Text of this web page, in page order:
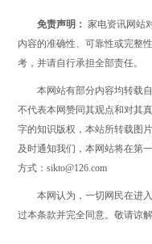
免责声明： 家电资讯网站
内容的准确性、可靠性或完整
考，并请自行承担全部责任。
本网站有部分内容均转载
不代表本网赞同其观点和对其
字的知识版权，本站所转载图
及时通知我们，本网站将在第
方式：sikto@126.com
本网认为，一切网民在进
过本条款并完全同意。敬请谅解